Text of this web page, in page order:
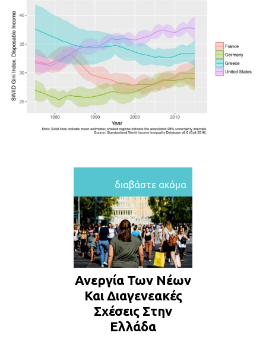
διαβάστε ακόμα
Ανεργία Των Νέων
Και Διαγενεακές
Σχέσεις Στην
Ελλάδα